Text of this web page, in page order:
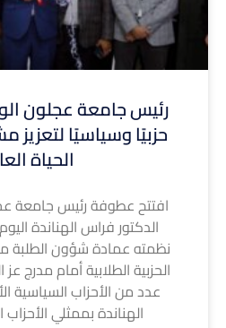
رئيس جامعة عجلون
حزبيًا وسياسيًا لتعزيز
الحياة
افتتح عطوفة رئيس جامعة
الدكتور فراس الهناندة اليوم
نظمته عمادة شؤون الطلبة
الحزبية الطلابية أمام مدرج
عدد من الأحزاب السياسية
الهناندة بممثلي